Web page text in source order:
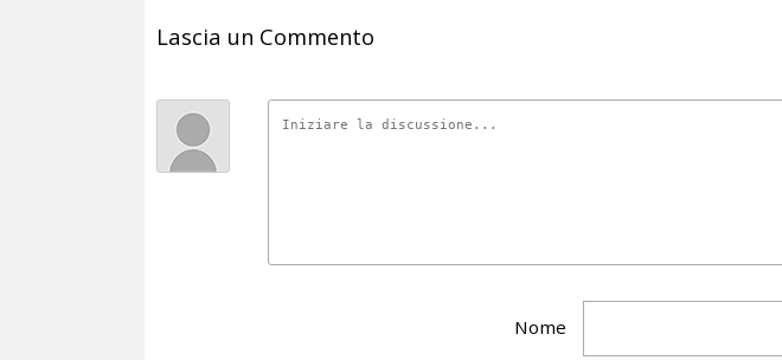
Lascia un Commento
Nome